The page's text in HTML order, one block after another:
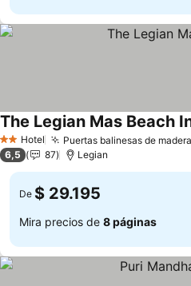
2 Estrellas
Hotel Puertas balinesas de
The Legian Mas Beach
6,5 87 Legian
De $ 29.195
Mira precios de 8 páginas